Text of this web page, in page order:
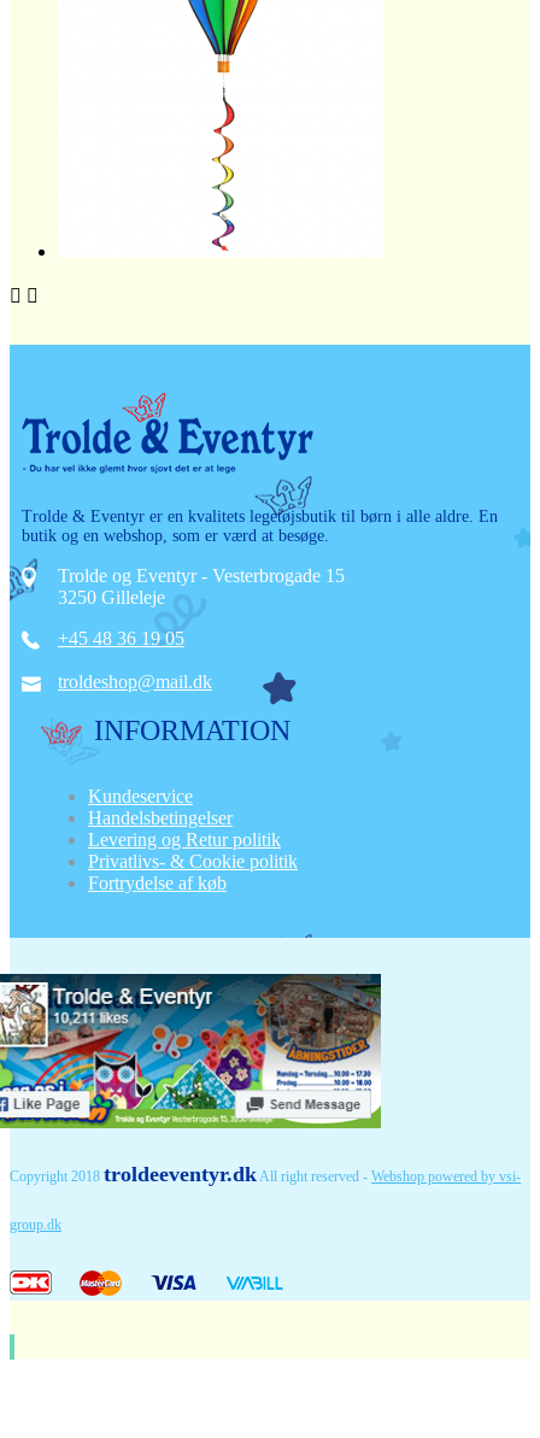
 
Trolde & Eventyr er en kvalitets legetøjsbutik til børn i alle aldre. En
butik og en webshop, som er værd at besøge.
Trolde og Eventyr - Vesterbrogade 15
3250 Gilleleje
+45 48 36 19 05
troldeshop@mail.dk
INFORMATION
Kundeservice
Handelsbetingelser
Levering og Retur politik
Privatlivs- & Cookie politik
Fortrydelse af køb
Copyright 2018 troldeeventyr.dkAll right reserved - Webshop powered by vsi-
group.dk